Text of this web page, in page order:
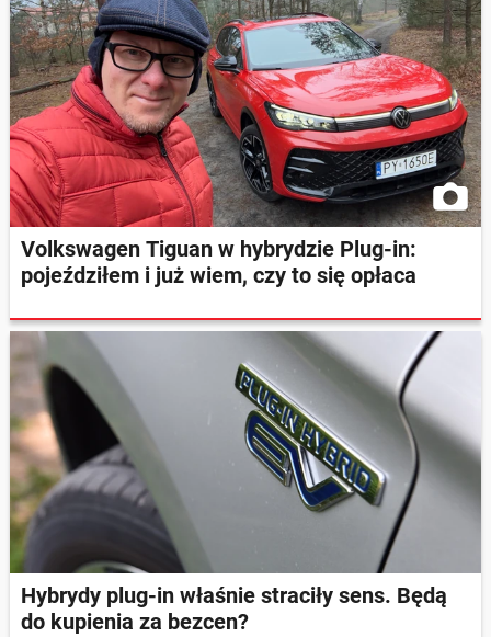
Volkswagen Tiguan w hybrydzie Plug-in:
pojeździłem i już wiem, czy to się opłaca
Hybrydy plug-in właśnie straciły sens. Będą
do kupienia za bezcen?